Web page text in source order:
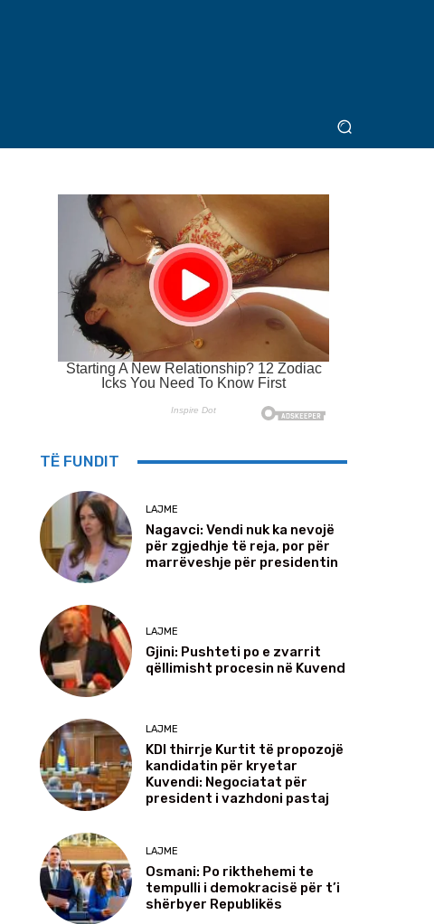
TË FUNDIT
LAJME
Nagavci: Vendi nuk ka nevojë
për zgjedhje të reja, por për
marrëveshje për presidentin
LAJME
Gjini: Pushteti po e zvarrit
qëllimisht procesin në Kuvend
LAJME
KDI thirrje Kurtit të propozojë
kandidatin për kryetar
Kuvendi: Negociatat për
president i vazhdoni pastaj
LAJME
Osmani: Po rikthehemi te
tempulli i demokracisë për t’i
shërbyer Republikës